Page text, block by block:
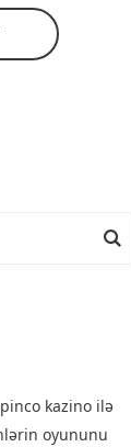
kazino ilə
oyununu